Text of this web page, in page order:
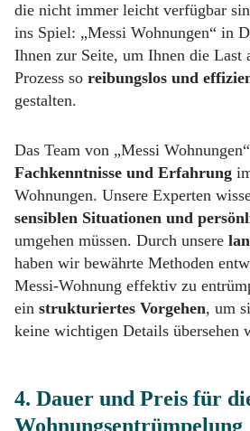
die nicht immer leicht verfügbar
ins Spiel: „Messi Wohnungen“ in
Ihnen zur Seite, um Ihnen die Last
Prozess so reibungslos und
gestalten.
Das Team von „Messi
Fachkenntnisse und Erfahrung
Wohnungen. Unsere Experten
sensiblen Situationen und
umgehen müssen. Durch unsere
haben wir bewährte Methoden
Messi-Wohnung effektiv zu
ein strukturiertes Vorgehen, um
keine wichtigen Details übersehen
4. Dauer und Preis für
Wohnungsentrümpelung